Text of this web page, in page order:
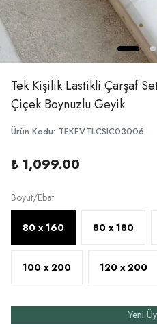
Tek Kişilik Lastikli Çarşaf
Çiçek Boynuzlu Geyik
Ürün Kodu: TEKEVTLCSIC03006
₺ 1,099.00
Boyut/Ebat
80 x 160 80 x 180
100 x 200 120 x 200
Yeni